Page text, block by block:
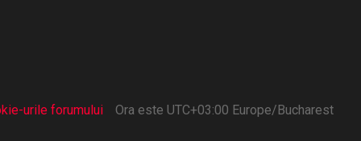
Ora este UTC+03:00 Europe/Bucharest
urile forumului